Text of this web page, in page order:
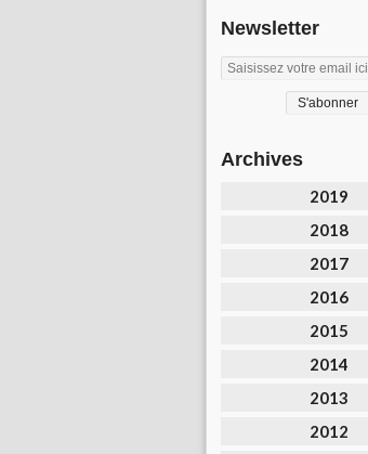
Newsletter
Archives
2019
2018
2017
2016
2015
2014
2013
2012